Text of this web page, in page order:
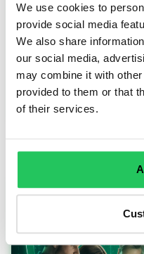
We use cookies to
provide social media
We also share
our social media,
may combine it with
provided to them or that
of their services.
árnyalatot is
stratégiai